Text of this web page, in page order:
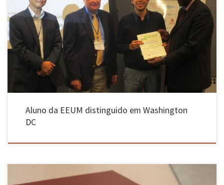
André Mendes de Carvalho, aluno de doutoramento do Programa MIT Portugal e
investigador do Centro ALGORITMI da Universidade do Minho, participou entre os dias 27 e
29 de Setembro na 3rd North American Conference on Industrial Engineering and Operations
Management, que se realizou em Washington DC, tendo apresentado o artigo […]
Aluno da EEUM distinguido em Washington
DC